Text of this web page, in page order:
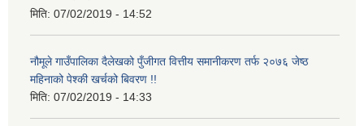
मिति: 07/02/2019 - 14:52
नौमूले गाउँपालिका दैलेखको पुँजीगत वित्तीय समानीकरण तर्फ २०७६ जेष्ठ
महिनाको पेश्की खर्चको बिवरण !!
मिति: 07/02/2019 - 14:33